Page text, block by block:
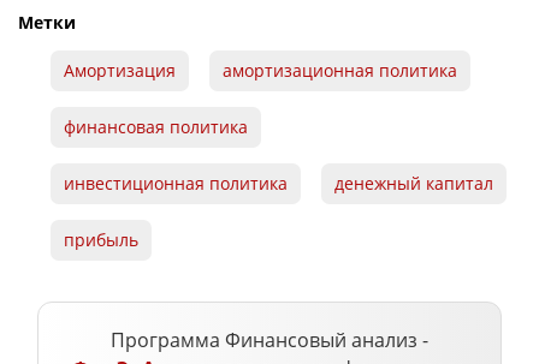
Метки
Aмортизация амортизационная политика
финансовая политика
инвестиционная политика денежный капитал
прибыль
Программа Финансовый анализ -